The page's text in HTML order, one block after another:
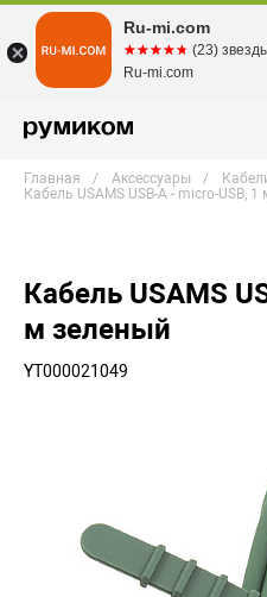
Главная Аксессуары
Кабель USAMS USB-A - micro-USB, 1
Кабель USAMS
м зеленый
YT000021049
Ru-mi.com
☆☆☆☆☆
★★★★★ (23)
Ru-mi.com